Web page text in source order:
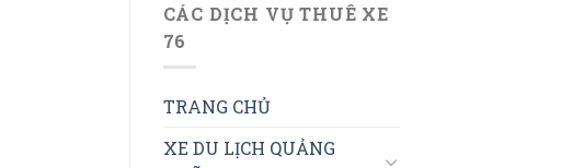
CÁC DỊCH VỤ THUÊ XE
76
TRANG CHỦ
XE DU LỊCH QUẢNG